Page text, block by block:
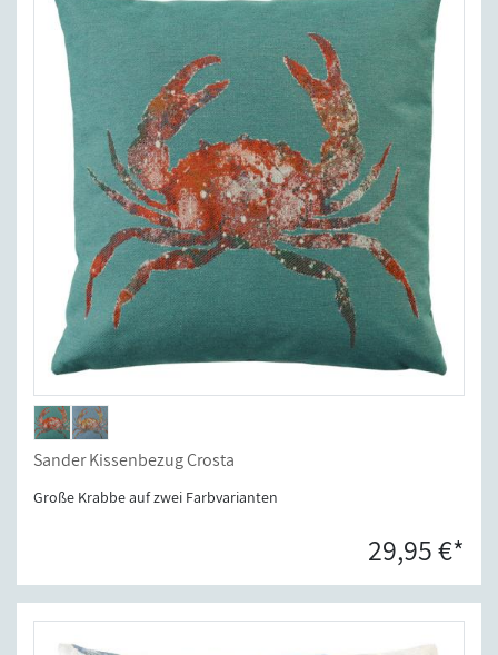
Sander Kissenbezug Crosta
Große Krabbe auf zwei Farbvarianten
29,95 €*